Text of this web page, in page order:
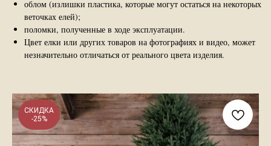
облом (излишки пластика, которые могут остаться на некоторых
веточках елей);
поломки, полученные в ходе эксплуатации.
Цвет елки или других товаров на фотографиях и видео, может
незначительно отличаться от реального цвета изделия.
СКИДКА
-25%